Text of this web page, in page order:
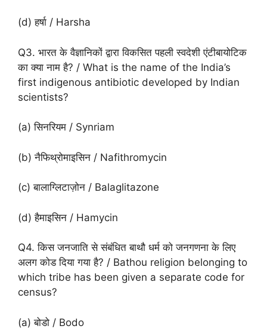
(d) हर्षा / Harsha
Q3. भारत के वैज्ञानिकों द्वारा विकसित पहली स्वदेशी एंटीबायोटिक
का क्या नाम है? / What is the name of the India’s
first indigenous antibiotic developed by Indian
scientists?
(a) सिनरियम / Synriam
(b) नैफिथ्रोमाइसिन / Nafithromycin
(c) बालाग्लिटाज़ोन / Balaglitazone
(d) हैमाइसिन / Hamycin
Q4. किस जनजाति से संबंधित बाथौ धर्म को जनगणना के लिए
अलग कोड दिया गया है? / Bathou religion belonging to
which tribe has been given a separate code for
census?
(a) बोडो / Bodo